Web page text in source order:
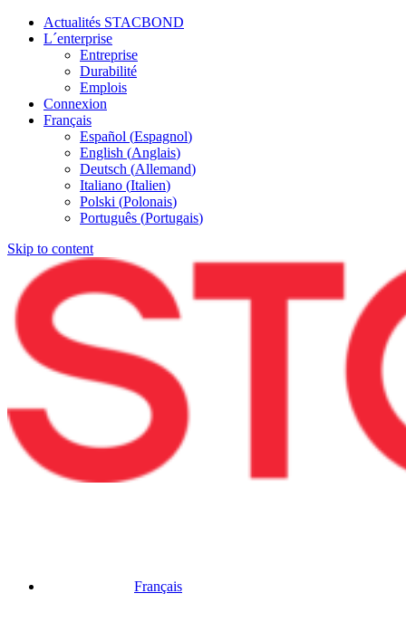
Actualités STACBOND
L´enterprise
Entreprise
Durabilité
Emplois
Connexion
Français
Español (Espagnol)
English (Anglais)
Deutsch (Allemand)
Italiano (Italien)
Polski (Polonais)
Português (Portugais)
Skip to content
Français